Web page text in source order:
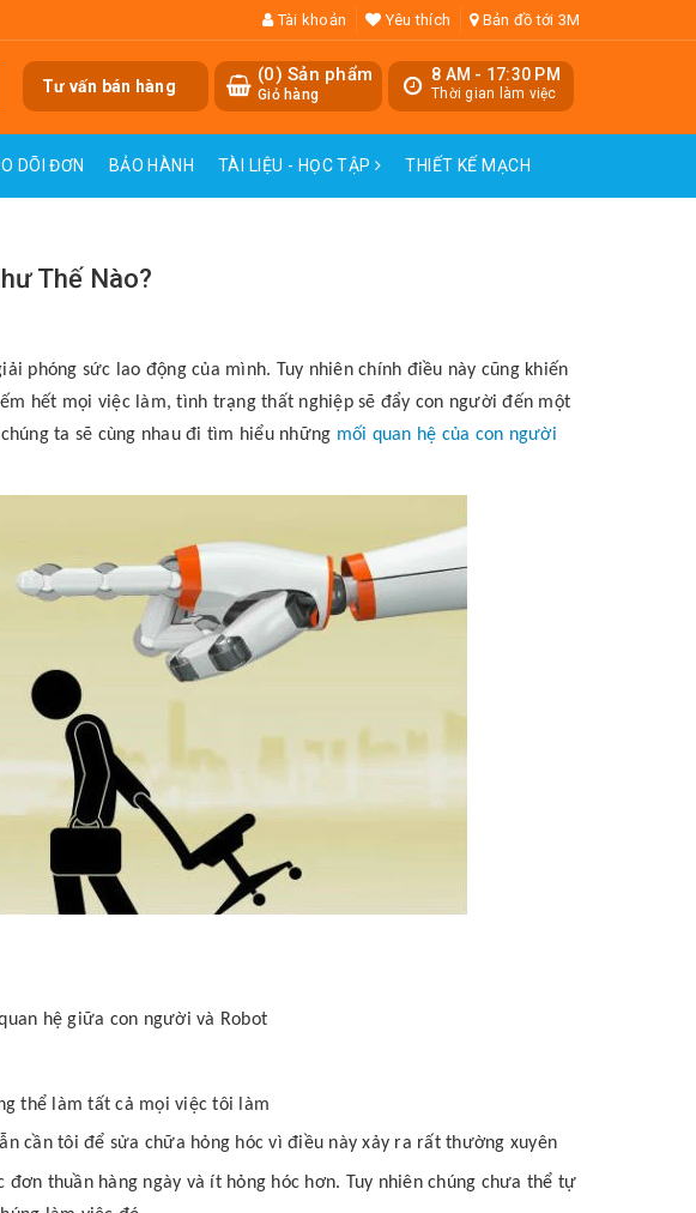
Tài khoản Yêu thích Bản đồ tới 3M
8 AM - 17:30 PM
Thời gian làm việc
(0) Sản phẩm
Giỏ hàng
Tư vấn bán hàng
DÕI ĐƠN BẢO HÀNH TÀI LIỆU - HỌC TẬP THIẾT KẾ MẠCH
Thế Nào?
phóng sức lao động của mình. Tuy nhiên chính điều này cũng khiến
hết mọi việc làm, tình trạng thất nghiệp sẽ đẩy con người đến một
ta sẽ cùng nhau đi tìm hiểu những mối quan hệ của con người
hệ giữa con người và Robot
thể làm tất cả mọi việc tôi làm
cần tôi để sửa chữa hỏng hóc vì điều này xảy ra rất thường xuyên
thuần hàng ngày và ít hỏng hóc hơn. Tuy nhiên chúng chưa thể tự